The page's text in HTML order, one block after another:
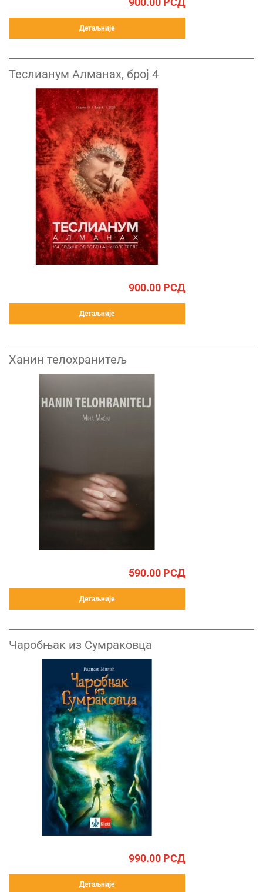
Детаљније
Теслианум Алманах, број 4
900.00 РСД
Детаљније
Ханин телохранитељ
590.00 РСД
Детаљније
Чаробњак из Сумраковца
990.00 РСД
Детаљније